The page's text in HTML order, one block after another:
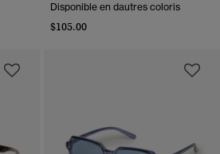
Disponible en dautres coloris
$105.00